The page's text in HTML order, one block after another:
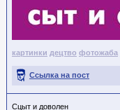
картинки децтво фотожаба
Ссылка на пост
Сцыт и доволен